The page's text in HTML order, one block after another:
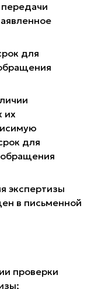
для
их
для
экспертизы
в письменной
проверки